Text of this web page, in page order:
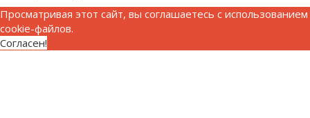
Просматривая этот сайт, вы соглашаетесь с использованием
cookie-файлов.
Согласен!